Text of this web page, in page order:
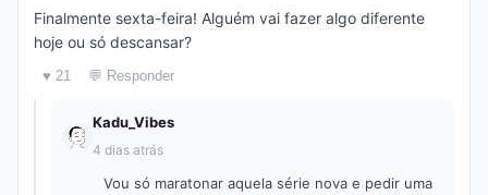
Finalmente sexta-feira! Alguém vai fazer algo diferente
hoje ou só descansar?
♥ 21 💬 Responder
Kadu_Vibes
4 dias atrás
Vou só maratonar aquela série nova e pedir uma